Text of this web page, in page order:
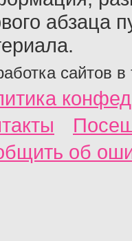
абзаца
сайтов в
об